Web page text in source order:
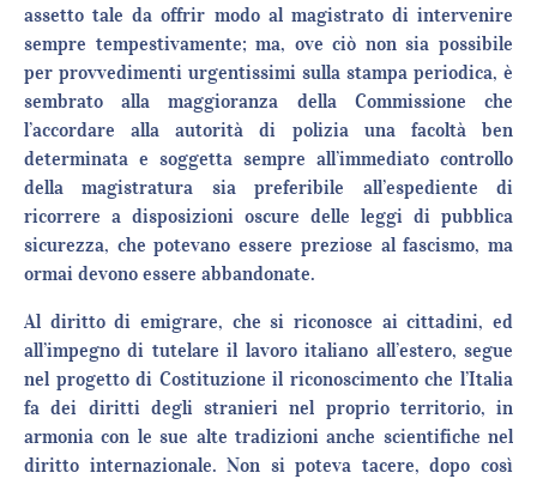
assetto tale da offrir modo al magistrato di intervenire
sempre tempestivamente; ma, ove ciò non sia possibile
per provvedimenti urgentissimi sulla stampa periodica, è
sembrato alla maggioranza della Commissione che
l’accordare alla autorità di polizia una facoltà ben
determinata e soggetta sempre all’immediato controllo
della magistratura sia preferibile all’espediente di
ricorrere a disposizioni oscure delle leggi di pubblica
sicurezza, che potevano essere preziose al fascismo, ma
ormai devono essere abbandonate.
Al diritto di emigrare, che si riconosce ai cittadini, ed
all’impegno di tutelare il lavoro italiano all’estero, segue
nel progetto di Costituzione il riconoscimento che l’Italia
fa dei diritti degli stranieri nel proprio territorio, in
armonia con le sue alte tradizioni anche scientifiche nel
diritto internazionale. Non si poteva tacere, dopo così